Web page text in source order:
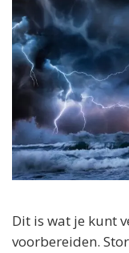
Dit is wat je kunt
voorbereiden.